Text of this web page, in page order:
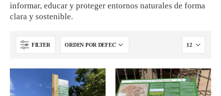
informar, educar y proteger entornos naturales de forma
clara y sostenible.
FILTER